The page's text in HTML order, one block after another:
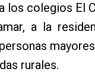
los colegios El
a la
mayores
rurales.